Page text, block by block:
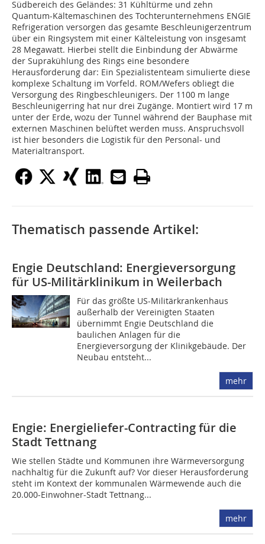
Südbereich des Geländes: 31 Kühltürme und zehn
Quantum-Kältemaschinen des Tochterunternehmens ENGIE
Refrigeration versorgen das gesamte Beschleunigerzentrum
über ein Ringsystem mit einer Kälteleistung von insgesamt
28 Megawatt. Hierbei stellt die Einbindung der Abwärme
der Suprakühlung des Rings eine besondere
Herausforderung dar: Ein Spezialistenteam simulierte diese
komplexe Schaltung im Vorfeld. ROM/Wefers obliegt die
Versorgung des Ringbeschleunigers. Der 1100 m lange
Beschleunigerring hat nur drei Zugänge. Montiert wird 17 m
unter der Erde, wozu der Tunnel während der Bauphase mit
externen Maschinen belüftet werden muss. Anspruchsvoll
ist hier besonders die Logistik für den Personal- und
Materialtransport.
Thematisch passende Artikel:
Engie Deutschland: Energieversorgung
für US-Militärklinikum in Weilerbach
Für das größte US-Militärkrankenhaus
außerhalb der Vereinigten Staaten
übernimmt Engie Deutschland die
baulichen Anlagen für die
Energieversorgung der Klinikgebäude. Der
Neubau entsteht...
mehr
Engie: Energieliefer-Contracting für die
Stadt Tettnang
Wie stellen Städte und Kommunen ihre Wärmeversorgung
nachhaltig für die Zukunft auf? Vor dieser Herausforderung
steht im Kontext der kommunalen Wärmewende auch die
20.000-Einwohner-Stadt Tettnang...
mehr